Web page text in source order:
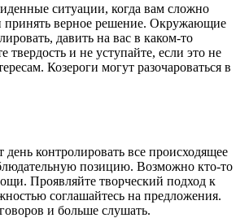
ситуации, когда вам сложно
принять верное решение. Окружающие
давить на вас в каком-то
твердость и не уступайте, если это не
Козероги могут разочароваться в
день контролировать все происходящее
позицию. Возможно кто-то
Проявляйте творческий подход к
соглашайтесь на предложения.
и больше слушать.